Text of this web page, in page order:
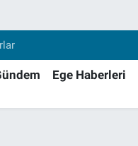
Ege Haberleri